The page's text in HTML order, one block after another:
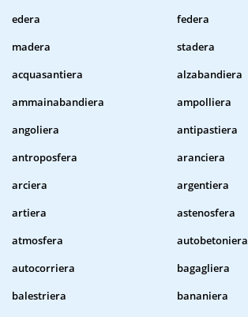
edera
federa
madera
stadera
acquasantiera
alzabandiera
ammainabandiera
ampolliera
angoliera
antipastiera
antroposfera
aranciera
arciera
argentiera
artiera
astenosfera
atmosfera
autobetoniera
autocorriera
bagagliera
balestriera
bananiera